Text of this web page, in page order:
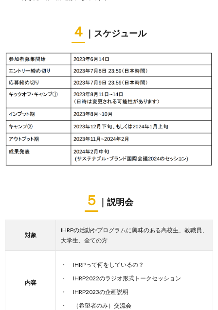
４ ｜スケジュール
５ ｜説明会
対象
IHRPの活動やプログラムに興味のある高校生、教職員、
大学生、全ての方
内容
IHRPって何をしているの？
IHRP2022のラジオ形式トークセッション
IHRP2023の企画説明
（希望者のみ）交流会